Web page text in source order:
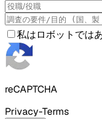
私はロボットでは
reCAPTCHA
Privacy-Terms